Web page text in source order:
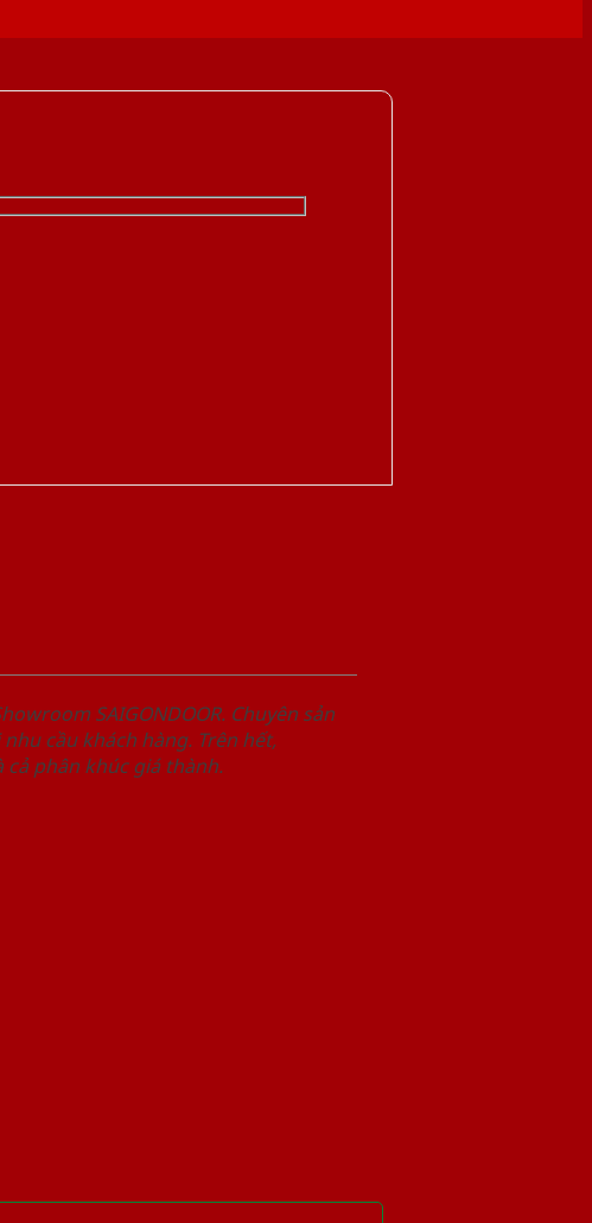
SAIGONDOOR. Chuyên sản
cầu khách hàng. Trên hết,
cả phân khúc giá thành.